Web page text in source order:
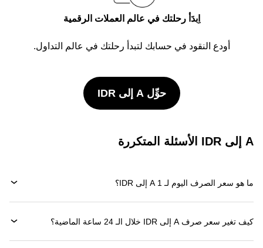
اِبدَأ رحلتك في عالم العملات الرقمية
أودع النقود في حسابك لتبدأ رحلتك في عالم التداول.
حوِّل A إلى IDR
A إلى IDR الأسئلة المتكررة
ما هو سعر الصرف اليوم لـ 1 A إلى IDR؟
كيف تغير سعر صرف A إلى IDR خلال الـ 24 ساعة الماضية؟